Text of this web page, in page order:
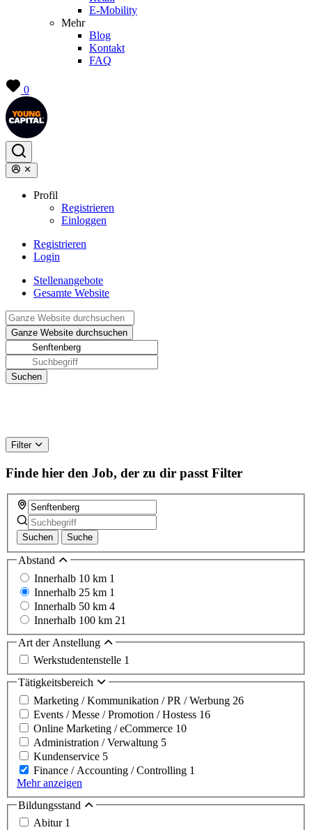
E-Mobility
Mehr
Blog
Kontakt
FAQ
0
Profil
Registrieren
Einloggen
Registrieren
Login
Stellenangebote
Gesamte Website
Filter
Finde hier den Job, der zu dir passt Filter
Suchen Suche
Abstand
Innerhalb 10 km 1
Innerhalb 25 km 1
Innerhalb 50 km 4
Innerhalb 100 km 21
Art der Anstellung
Werkstudentenstelle 1
Tätigkeitsbereich
Marketing / Kommunikation / PR / Werbung 26
Events / Messe / Promotion / Hostess 16
Online Marketing / eCommerce 10
Administration / Verwaltung 5
Kundenservice 5
Finance / Accounting / Controlling 1
Mehr anzeigen
Bildungsstand
Abitur 1